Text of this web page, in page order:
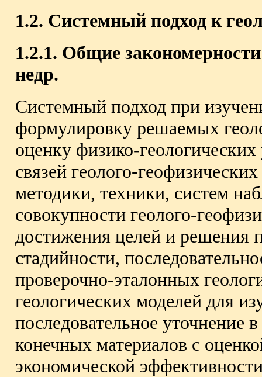
1.2. Системный подход к
1.2.1. Общие
недр.
Системный подход при
формулировку решаемых
оценку физико-
связей геолого-
методики, техники, систем
совокупности геолого-
достижения целей и решения
стадийности,
проверочно-эталонных
геологических моделей для
последовательное уточнение
конечных материалов с
экономической